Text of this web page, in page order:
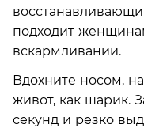
подходит
вскармливании.
Вдохните носом,
живот, как шарик.
секунд и резко